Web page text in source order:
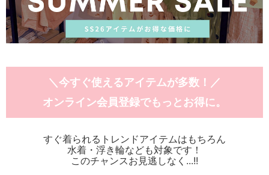
＼今すぐ使えるアイテムが多数！／
オンライン会員登録でもっとお得に。
すぐ着られるトレンドアイテムはもちろん
水着・浮き輪なども対象です！
このチャンスお見逃しなく...!!